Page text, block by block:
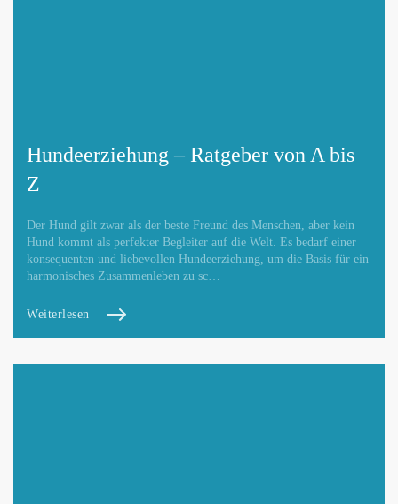
Hundeerziehung – Ratgeber von A bis
Z
Der Hund gilt zwar als der beste Freund des Menschen, aber kein
Hund kommt als perfekter Begleiter auf die Welt. Es bedarf einer
konsequenten und liebevollen Hundeerziehung, um die Basis für ein
harmonisches Zusammenleben zu sc…
Weiterlesen